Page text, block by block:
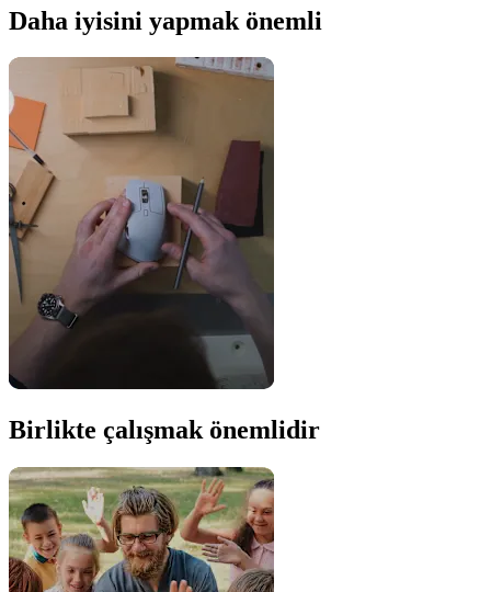
Daha iyisini yapmak önemli
Birlikte çalışmak önemlidir